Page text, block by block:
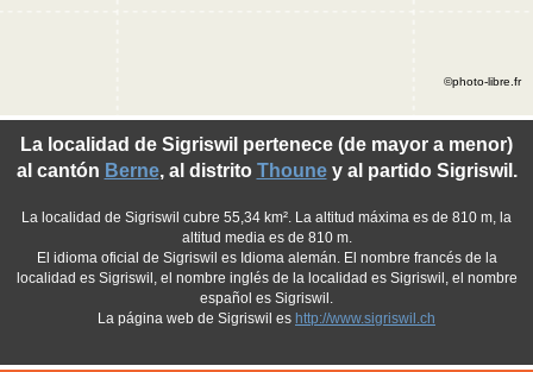
La localidad de Sigriswil pertenece (de mayor a menor)
al cantón Berne, al distrito Thouney al partido Sigriswil.
La localidad de Sigriswil cubre 55,34 km². La altitud máxima es de 810 m, la
altitud media es de 810 m.
El idioma oficial de Sigriswil es Idioma alemán. El nombre francés de la
localidad es Sigriswil, el nombre inglés de la localidad es Sigriswil, el nombre
español es Sigriswil.
La página web de Sigriswil es http://www.sigriswil.ch
©photo-libre.fr